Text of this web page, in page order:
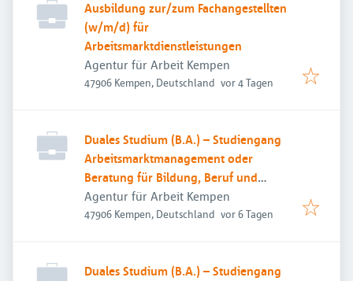
Ausbildung zur/zum Fachangestellten
(w/m/d) für
Arbeitsmarktdienstleistungen
Agentur für Arbeit Kempen
47906 Kempen, Deutschland Veröffentlicht
vor 4 Tagen
Duales Studium (B.A.) – Studiengang
Arbeitsmarktmanagement oder
Beratung für Bildung, Beruf und
Beschäftigung
Agentur für Arbeit Kempen
47906 Kempen, Deutschland Veröffentlicht
vor 6 Tagen
Duales Studium (B.A.) – Studiengang